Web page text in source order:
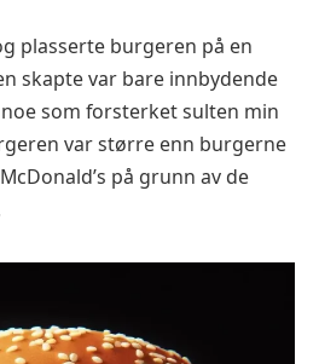
plasserte burgeren på en
skapte var bare innbydende
som forsterket sulten min
var større enn burgerne
på grunn av de